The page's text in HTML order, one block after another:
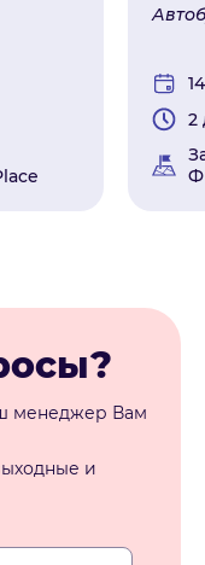
2
менеджер Вам
и